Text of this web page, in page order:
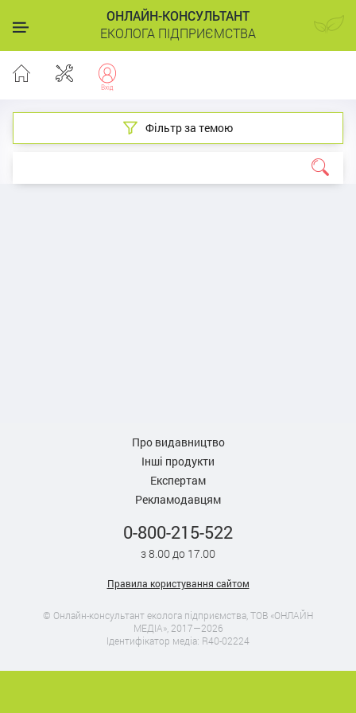
ОНЛАЙН-КОНСУЛЬТАНТ
ЕКОЛОГА ПІДПРИЄМСТВА
Фільтр за темою
Про видавництво
Інші продукти
Експертам
Рекламодавцям
0-800-215-522
з 8.00 до 17.00
Правила користування сайтом
© Онлайн-консультант еколога підприємства, ТОВ «ОНЛАЙН
МЕДІА», 2017—2026
Ідентифікатор медіа: R40-02224